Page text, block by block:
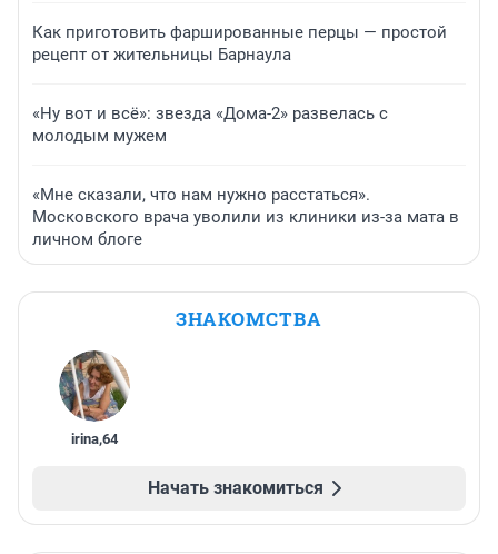
Как приготовить фаршированные перцы — простой
рецепт от жительницы Барнаула
«Ну вот и всё»: звезда «Дома-2» развелась с
молодым мужем
«Мне сказали, что нам нужно расстаться».
Московского врача уволили из клиники из-за мата в
личном блоге
ЗНАКОМСТВА
irina,64
Начать знакомиться